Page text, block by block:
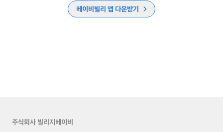
베이비빌리 앱 다운받기
주식회사 빌리지베이비